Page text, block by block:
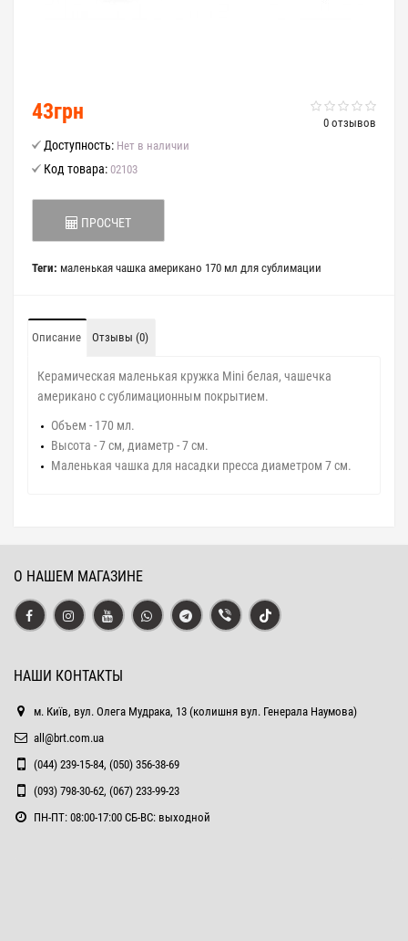
0 отзывов
43грн
Доступность: Нет в наличии
Код товара: 02103
ПРОСЧЕТ
Теги: маленькая чашка американо 170 мл для сублимации
Описание Отзывы (0)
Керамическая маленькая кружка Mini белая, чашечка
американо с сублимационным покрытием.
Объем - 170 мл.
Высота - 7 см, диаметр - 7 см.
Маленькая чашка для насадки пресса диаметром 7 см.
О НАШЕМ МАГАЗИНЕ
НАШИ КОНТАКТЫ
м. Київ, вул. Олега Мудрака, 13 (колишня вул. Генерала Наумова)
all@brt.com.ua
(044) 239-15-84, (050) 356-38-69
(093) 798-30-62, (067) 233-99-23
ПН-ПТ: 08:00-17:00 СБ-ВС: выходной